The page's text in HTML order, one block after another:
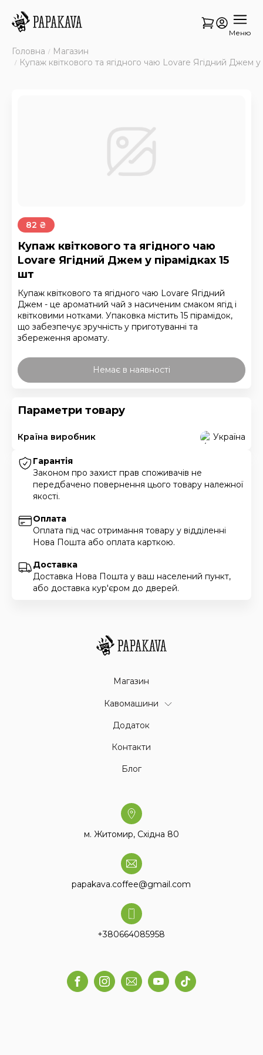
Меню
Головна
Магазин
Купаж квіткового та ягідного чаю Lovare Ягідний Джем у
82 ₴
Купаж квіткового та ягідного чаю
Lovare Ягідний Джем у пірамідках 15
шт
Купаж квіткового та ягідного чаю Lovare Ягідний
Джем - це ароматний чай з насиченим смаком ягід і
квітковими нотками. Упаковка містить 15 пірамідок,
що забезпечує зручність у приготуванні та
збереження аромату.
Немає в наявності
Параметри товару
Країна виробник Україна
Гарантія
Законом про захист прав споживачів не
передбачено повернення цього товару належної
якості.
Оплата
Оплата під час отримання товару у відділенні
Нова Пошта або оплата карткою.
Доставка
Доставка Нова Пошта у ваш населений пункт,
або доставка кур'єром до дверей.
Магазин
Кавомашини
Додаток
Контакти
Блог
м. Житомир, Східна 80
papakava.coffee@gmail.com
+380664085958